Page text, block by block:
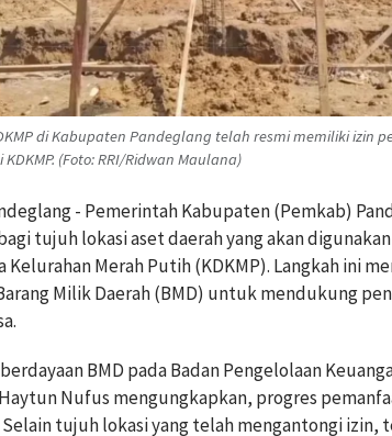
di Kabupaten Pandeglang telah resmi memiliki izin
(Foto: RRI/Ridwan Maulana)
- Pemerintah Kabupaten (Pemkab)
tujuh lokasi aset daerah yang akan
Kelurahan Merah Putih (KDKMP). Langkah ini
Milik Daerah (BMD) untuk mendukung
BMD pada Badan Pengelolaan
Nufus mengungkapkan, progres
tujuh lokasi yang telah mengantongi izin,